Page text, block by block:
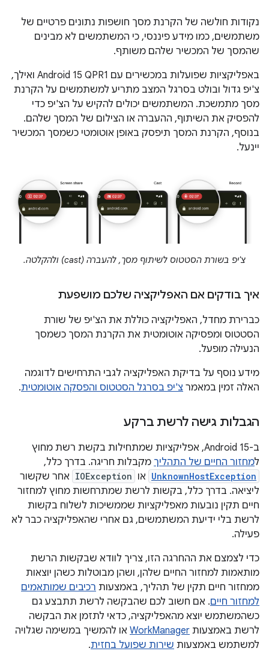
נקודות חולשה של הקרנת מסך חושפות נתונים פרטיים של
משתמשים, כמו מידע פיננסי, כי המשתמשים לא מבינים
שהמסך של המכשיר שלהם משותף.
באפליקציות שפועלות במכשירים עם Android 15 QPR1 ואילך,
צ'יפ גדול ובולט בסרגל המצב מתריע למשתמשים על הקרנת
מסך מתמשכת. המשתמשים יכולים להקיש על הצ'יפ כדי
להפסיק את השיתוף, ההעברה או הצילום של המסך שלהם.
בנוסף, הקרנת המסך תיפסק באופן אוטומטי כשמסך המכשיר
יינעל.
צ'יפ בשורת הסטטוס לשיתוף מסך, להעברה (cast) ולהקלטה.
איך בודקים אם האפליקציה שלכם מושפעת
כברירת מחדל, האפליקציה כוללת את הצ'יפ של שורת
הסטטוס ומפסיקה אוטומטית את הקרנת המסך כשמסך
הנעילה מופעל.
מידע נוסף על בדיקת האפליקציה לגבי התרחישים לדוגמה
האלה זמין במאמר צ'יפ בסרגל הסטטוס והפסקה אוטומטית.
הגבלות גישה לרשת ברקע
ב-Android 15, אפליקציות שמתחילות בקשת רשת מחוץ
למחזור החיים של התהליך מקבלות חריגה. בדרך כלל,
UnknownHostException או IOException אחר שקשור
ליציאה. בדרך כלל, בקשות לרשת שמתרחשות מחוץ למחזור
חיים תקין נובעות מאפליקציות שממשיכות לשלוח בקשות
לרשת בלי ידיעת המשתמשים, גם אחרי שהאפליקציה כבר לא
פעילה.
כדי לצמצם את ההחרגה הזו, צריך לוודא שבקשות הרשת
מותאמות למחזור החיים שלהן, ושהן מבוטלות כשהן יוצאות
ממחזור חיים תקין של תהליך, באמצעות רכיבים שמותאמים
למחזור חיים. אם חשוב לכם שהבקשה לרשת תתבצע גם
כשהמשתמש יוצא מהאפליקציה, כדאי לתזמן את הבקשה
לרשת באמצעות WorkManager או להמשיך במשימה שגלויה
למשתמש באמצעות שירות שפועל בחזית.